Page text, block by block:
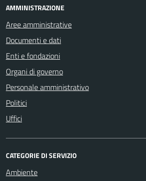
AMMINISTRAZIONE
Aree amministrative
Documenti e dati
Enti e fondazioni
Organi di governo
Personale amministrativo
Politici
Uffici
CATEGORIE DI SERVIZIO
Ambiente